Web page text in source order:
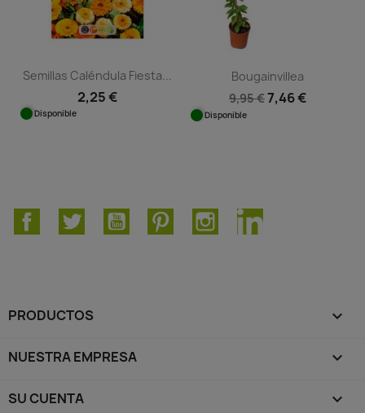
Semillas Caléndula Fiesta...
2,25 €
Disponible
Bougainvillea
9,95 €7,46 €
Disponible
FacebookTwitter YouTube PinterestInstagramLinkedIn
PRODUCTOS 
NUESTRA EMPRESA 
SU CUENTA 